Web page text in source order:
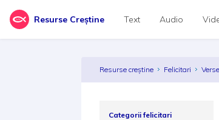
Resurse Creștine Text Audio
Resurse creștine Felicitari
Categorii felicitari